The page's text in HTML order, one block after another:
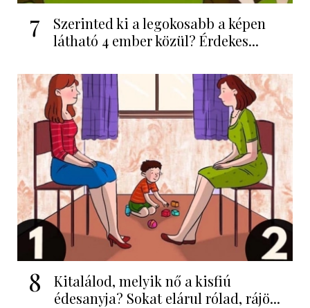
7
Szerinted ki a legokosabb a képen
látható 4 ember közül? Érdekes...
8
Kitalálod, melyik nő a kisfiú
édesanyja? Sokat elárul rólad, rájö...